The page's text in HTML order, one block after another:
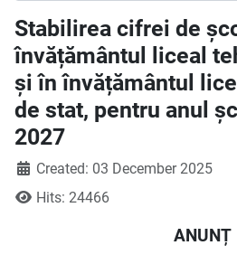
Stabilirea cifrei de
învățământul liceal
și în învățământul
de stat, pentru anul
2027
Created: 03 December 2025
Hits: 24466
ANUNȚ